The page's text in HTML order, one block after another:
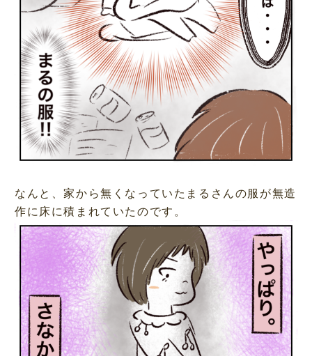
なんと、家から無くなっていたまるさんの服が無造
作に床に積まれていたのです。